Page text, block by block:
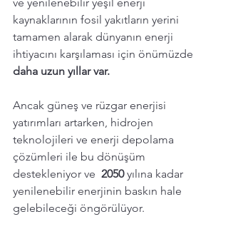
ve yenilenebilir yeşil enerji
kaynaklarının fosil yakıtların yerini
tamamen alarak dünyanın enerji
ihtiyacını karşılaması için önümüzde
daha uzun yıllar var.
Ancak güneş ve rüzgar enerjisi
yatırımları artarken, hidrojen
teknolojileri ve enerji depolama
çözümleri ile bu dönüşüm
destekleniyor ve 2050 yılına kadar
yenilenebilir enerjinin baskın hale
gelebileceği öngörülüyor.